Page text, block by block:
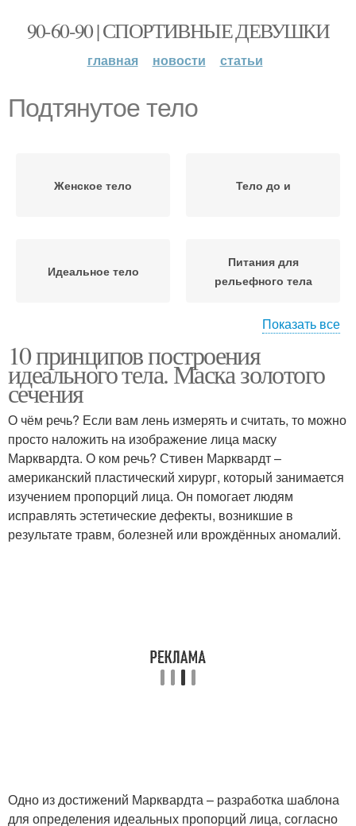
90-60-90 | СПОРТИВНЫЕ ДЕВУШКИ
главная новости статьи
Подтянутое тело
Женское тело Тело до и
Идеальное тело
Питания для
рельефного тела
Красивое тело Тела для женщин
Тело через разум
Тела в домашних
условиях
Мотивация на красивое
тело
Упругое тело
Показать все
10 принципов построения
идеального тела. Маска золотого
сечения
О чём речь? Если вам лень измерять и считать, то можно
просто наложить на изображение лица маску
Марквардта. О ком речь? Стивен Марквардт –
американский пластический хирург, который занимается
изучением пропорций лица. Он помогает людям
исправлять эстетические дефекты, возникшие в
результате травм, болезней или врождённых аномалий.
Одно из достижений Марквардта – разработка шаблона
для определения идеальных пропорций лица, согласно